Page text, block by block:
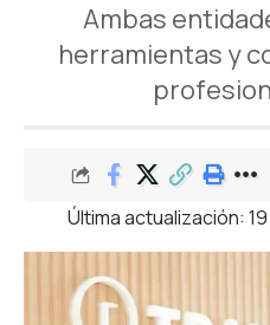
Ambas
herramientas y
Última actualización: